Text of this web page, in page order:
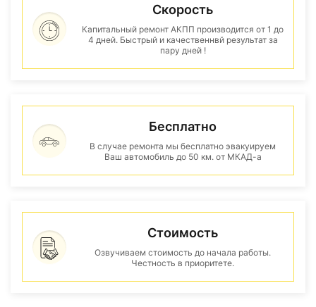
Скорость
Капитальный ремонт АКПП производится от 1 до
4 дней. Быстрый и качественнвй результат за
пару дней !
Бесплатно
В случае ремонта мы бесплатно эвакуируем
Ваш автомобиль до 50 км. от МКАД-а
Стоимость
Озвучиваем стоимость до начала работы.
Честность в приоритете.